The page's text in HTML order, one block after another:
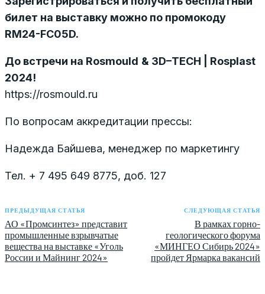
билет на выставку можно по промокоду
RM24-FC05D.
До встречи на Rosmould & 3D–TECH
Rosplast
2024!
https://rosmould.ru
По вопросам аккредитации прессы:
Надежда Байшева, менеджер по маркетингу
Тел. + 7 495 649 8775, доб. 127
ПРЕДЫДУЩАЯ СТАТЬЯ
АО «Промсинтез» представит
промышленные взрывчатые
вещества на выставке «Уголь
России и Майнинг 2024»
СЛЕДУЮЩАЯ СТАТЬЯ
В рамках горно-
геологического форума
«МИНГЕО Сибирь 2024»
пройдет Ярмарка вакансий